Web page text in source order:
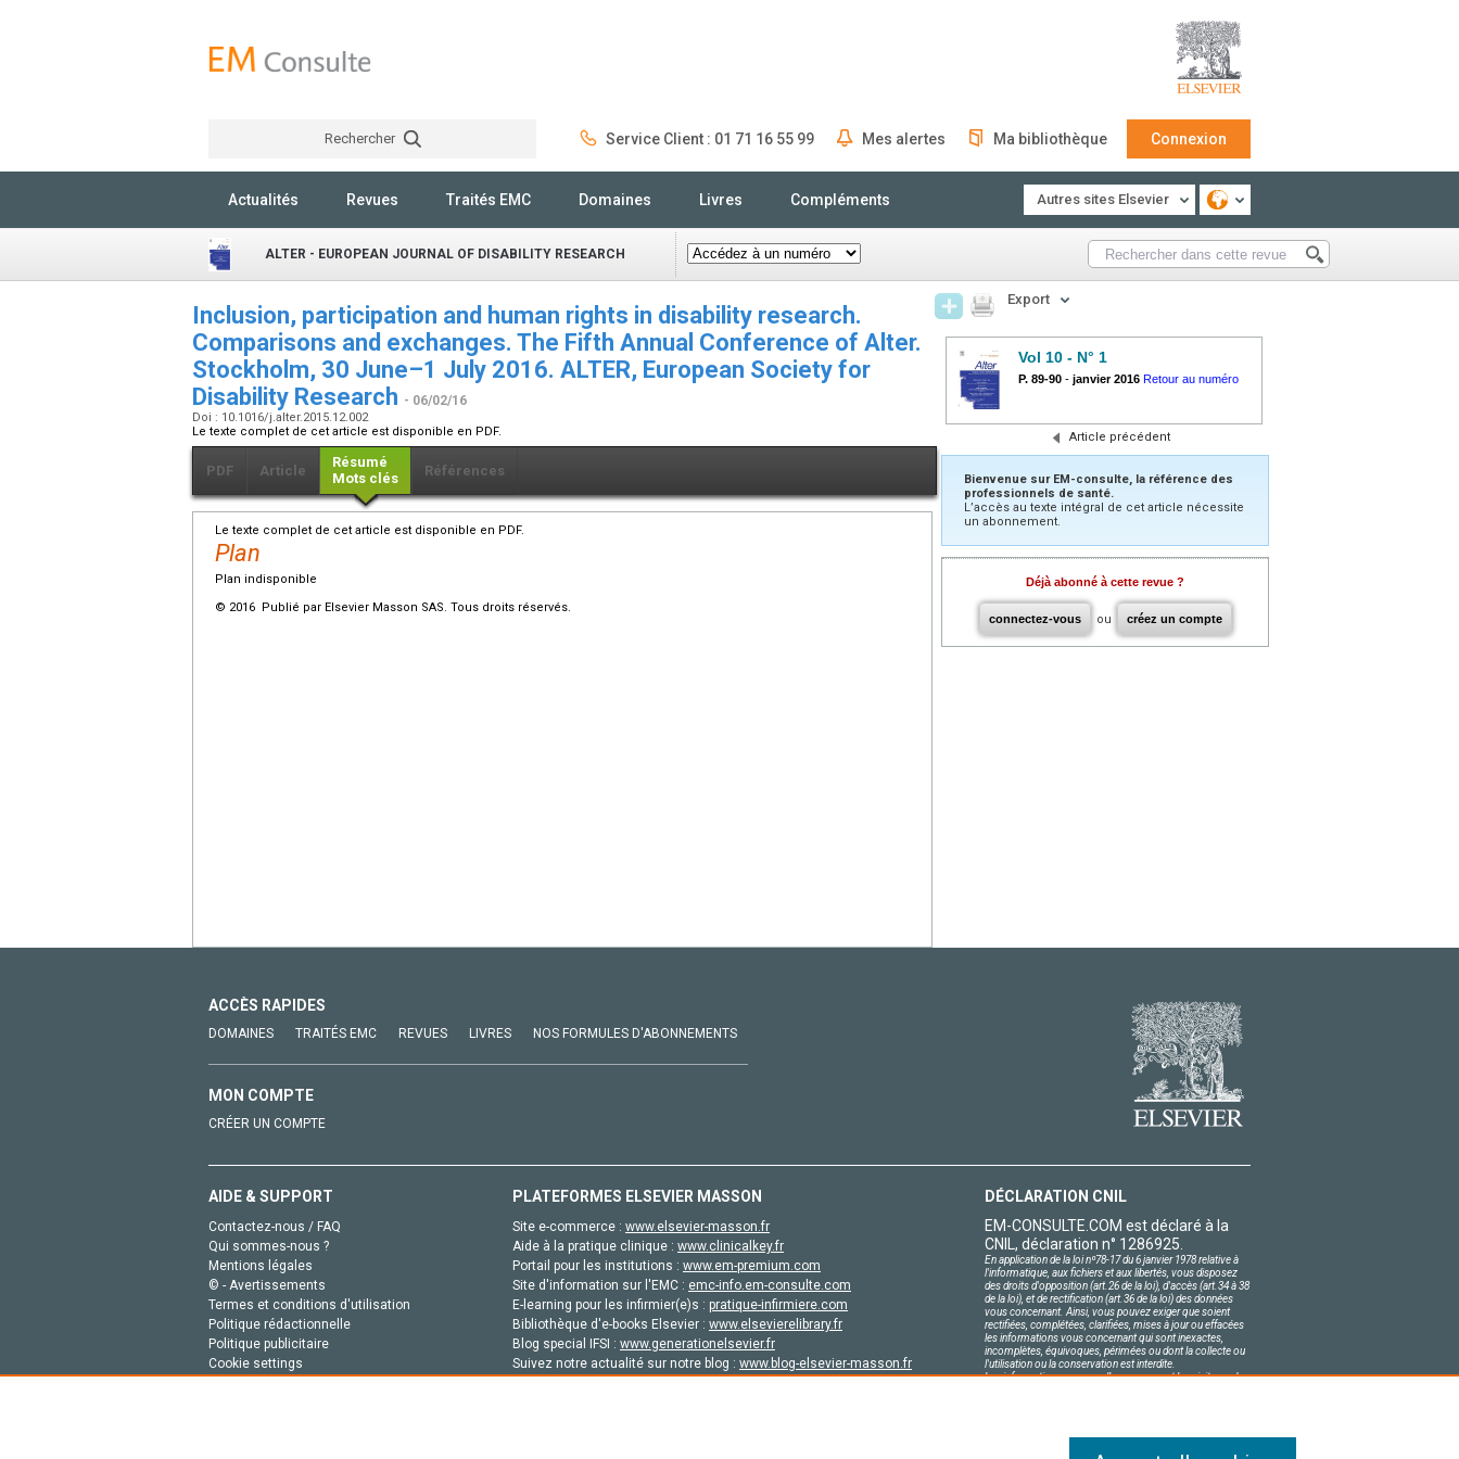
Rechercher Service Client : 01 71 16 55 99 Mes alertes Ma bibliothèque Connexion
Actualités Revues Traités EMC Domaines Livres Compléments Autres sites Elsevier
ALTER - EUROPEAN JOURNAL OF DISABILITY RESEARCH
Inclusion, participation and human rights in disability research.
Comparisons and exchanges. The Fifth Annual Conference of Alter.
Stockholm, 30 June–1 July 2016. ALTER, European Society for
Disability Research - 06/02/16
Doi : 10.1016/j.alter.2015.12.002
Le texte complet de cet article est disponible en PDF.
PDF Article
Résumé
Mots clés
Références
Le texte complet de cet article est disponible en PDF.
Plan
Plan indisponible
© 2016 Publié par Elsevier Masson SAS. Tous droits réservés.
Export
Vol 10 - N° 1
P. 89-90 - janvier 2016 Retour au numéro
Article précédent
Bienvenue sur EM-consulte, la référence des
professionnels de santé.
L’accès au texte intégral de cet article nécessite
un abonnement.
Déjà abonné à cette revue ?
connectez-vous ou créez un compte
ACCÈS RAPIDES
DOMAINES TRAITÉS EMC REVUES LIVRES NOS FORMULES D'ABONNEMENTS
MON COMPTE
CRÉER UN COMPTE
AIDE & SUPPORT
Contactez-nous / FAQ
Qui sommes-nous ?
Mentions légales
© - Avertissements
Termes et conditions d'utilisation
Politique rédactionnelle
Politique publicitaire
Cookie settings
PLATEFORMES ELSEVIER MASSON
Site e-commerce : www.elsevier-masson.fr
Aide à la pratique clinique : www.clinicalkey.fr
Portail pour les institutions : www.em-premium.com
Site d'information sur l'EMC : emc-info.em-consulte.com
E-learning pour les infirmier(e)s : pratique-infirmiere.com
Bibliothèque d'e-books Elsevier : www.elsevierelibrary.fr
Blog special IFSI : www.generationelsevier.fr
Suivez notre actualité sur notre blog : www.blog-elsevier-masson.fr
DÉCLARATION CNIL
EM-CONSULTE.COM est déclaré à la
CNIL, déclaration n° 1286925.
En application de la loi nº78-17 du 6 janvier 1978 relative à
l'informatique, aux fichiers et aux libertés, vous disposez
des droits d'opposition (art.26 de la loi), d'accès (art.34 à 38
de la loi), et de rectification (art.36 de la loi) des données
vous concernant. Ainsi, vous pouvez exiger que soient
rectifiées, complétées, clarifiées, mises à jour ou effacées
les informations vous concernant qui sont inexactes,
incomplètes, équivoques, périmées ou dont la collecte ou
l'utilisation ou la conservation est interdite.
Les informations personnelles concernant les visiteurs de